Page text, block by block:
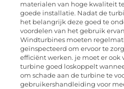
materialen van hoge kwaliteit
goede installatie. Nadat de
het belangrijk deze goed te
voordelen van het gebruik
Windturbines moeten
geïnspecteerd om ervoor te
efficiënt werken. je moet er ook
turbine goed loskoppelt
om schade aan de turbine te
gebruikershandleiding voor